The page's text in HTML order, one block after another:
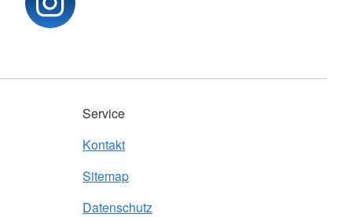
Service
Kontakt
Sitemap
Datenschutz